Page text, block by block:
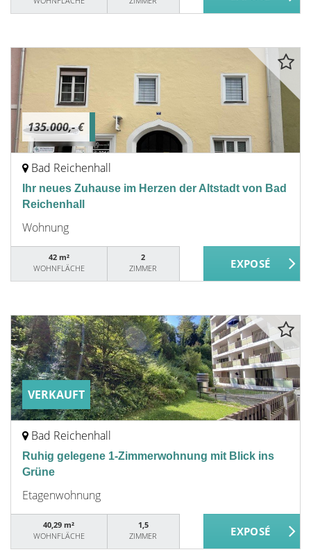
135.000,- €
Bad Reichenhall
Ihr neues Zuhause im Herzen der Altstadt von Bad
Reichenhall
Wohnung
42 m²
WOHNFLÄCHE
2
ZIMMER
VERKAUFT
Bad Reichenhall
Ruhig gelegene 1-Zimmerwohnung mit Blick ins
Grüne
Etagenwohnung
40,29 m²
WOHNFLÄCHE
1,5
ZIMMER